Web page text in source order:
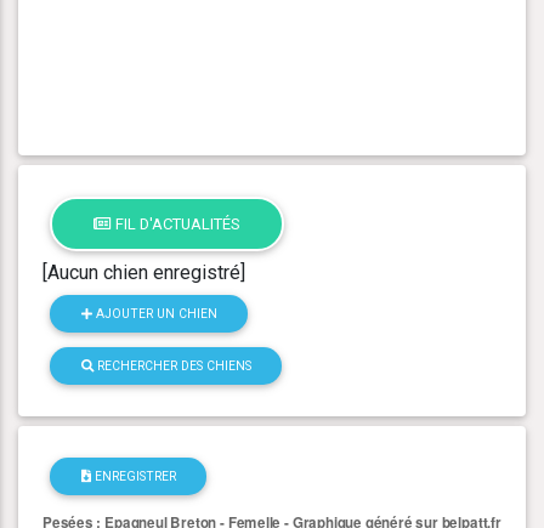
FIL D'ACTUALITÉS
[Aucun chien enregistré]
AJOUTER UN CHIEN
RECHERCHER DES CHIENS
ENREGISTRER